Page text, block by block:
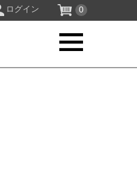
ログイン 0